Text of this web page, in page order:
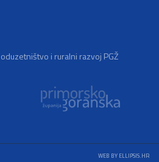
i ruralni razvoj PGŽ
WEB BY ELLIPSIS.HR